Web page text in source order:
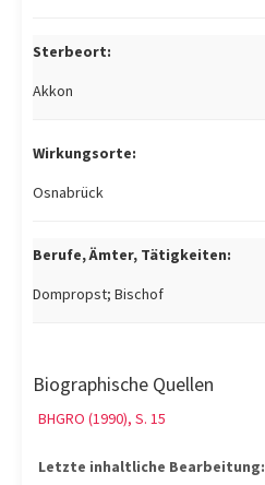
Sterbeort:
Akkon
Wirkungsorte:
Osnabrück
Berufe, Ämter, Tätigkeiten:
Dompropst; Bischof
Biographische Quellen
BHGRO (1990), S. 15
Letzte inhaltliche Bearbeitung: